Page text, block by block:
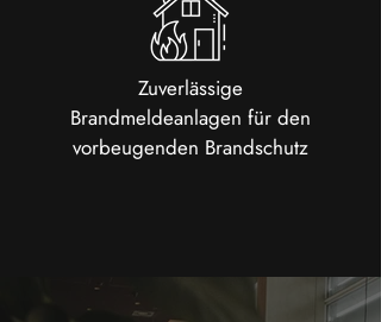
Zuverlässige
Brandmeldeanlagen für den
vorbeugenden Brandschutz